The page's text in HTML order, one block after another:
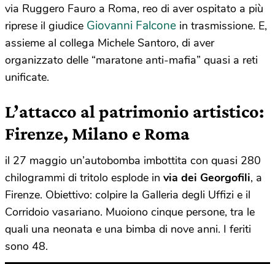
via Ruggero Fauro a Roma, reo di aver ospitato a più
riprese il giudice Giovanni Falcone in trasmissione. E,
assieme al collega Michele Santoro, di aver
organizzato delle “maratone anti-mafia” quasi a reti
unificate.
L’attacco al patrimonio artistico:
Firenze, Milano e Roma
il 27 maggio un’autobomba imbottita con quasi 280
chilogrammi di tritolo esplode in via dei Georgofili, a
Firenze. Obiettivo: colpire la Galleria degli Uffizi e il
Corridoio vasariano. Muoiono cinque persone, tra le
quali una neonata e una bimba di nove anni. I feriti
sono 48.